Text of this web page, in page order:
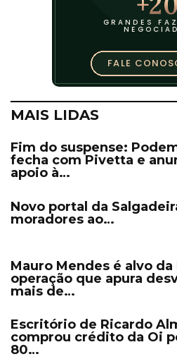
MAIS LIDAS
Fim do suspense:
fecha com Pivetta e
apoio à…
Novo portal da
moradores ao…
Mauro Mendes é alvo da
operação que apura
mais de…
Escritório de Ricardo
comprou crédito da Oi
80…